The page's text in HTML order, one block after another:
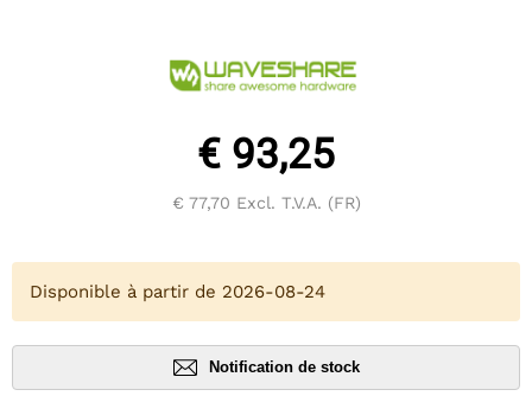
€ 93,25
€ 77,70 Excl. T.V.A. (FR)
Disponible à partir de 2026-08-24
Notification de stock